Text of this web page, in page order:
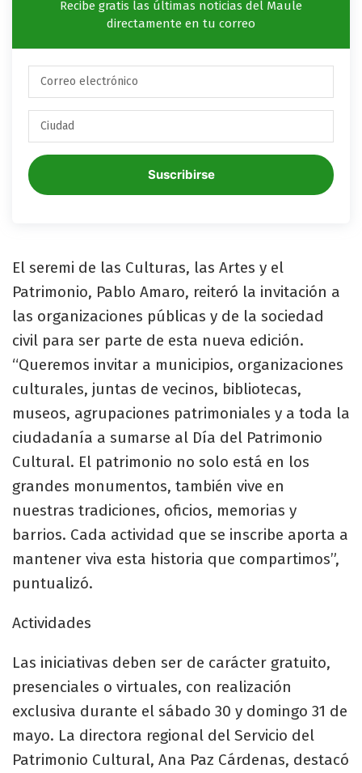
Recibe gratis las últimas noticias del Maule
directamente en tu correo
Suscribirse
El seremi de las Culturas, las Artes y el
Patrimonio, Pablo Amaro, reiteró la invitación a
las organizaciones públicas y de la sociedad
civil para ser parte de esta nueva edición.
“Queremos invitar a municipios, organizaciones
culturales, juntas de vecinos, bibliotecas,
museos, agrupaciones patrimoniales y a toda la
ciudadanía a sumarse al Día del Patrimonio
Cultural. El patrimonio no solo está en los
grandes monumentos, también vive en
nuestras tradiciones, oficios, memorias y
barrios. Cada actividad que se inscribe aporta a
mantener viva esta historia que compartimos”,
puntualizó.
Actividades
Las iniciativas deben ser de carácter gratuito,
presenciales o virtuales, con realización
exclusiva durante el sábado 30 y domingo 31 de
mayo. La directora regional del Servicio del
Patrimonio Cultural, Ana Paz Cárdenas, destacó